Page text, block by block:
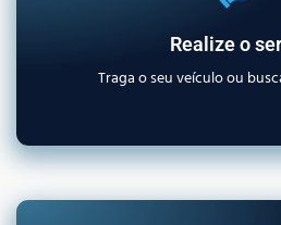
Realize o
Traga o seu veículo ou